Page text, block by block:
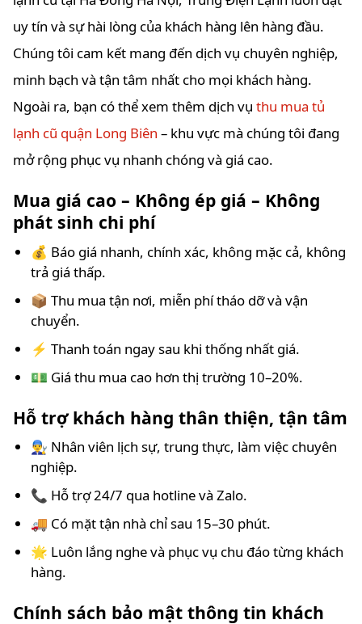
uy tín và sự hài lòng của khách hàng lên hàng đầu.
Chúng tôi cam kết mang đến dịch vụ chuyên nghiệp,
minh bạch và tận tâm nhất cho mọi khách hàng.
Ngoài ra, bạn có thể xem thêm dịch vụ thu mua tủ
lạnh cũ quận Long Biên – khu vực mà chúng tôi đang
mở rộng phục vụ nhanh chóng và giá cao.
Mua giá cao – Không ép giá – Không
phát sinh chi phí
💰 Báo giá nhanh, chính xác, không mặc cả, không
trả giá thấp.
📦 Thu mua tận nơi, miễn phí tháo dỡ và vận
chuyển.
⚡ Thanh toán ngay sau khi thống nhất giá.
💵 Giá thu mua cao hơn thị trường 10–20%.
Hỗ trợ khách hàng thân thiện, tận tâm
👨‍🔧 Nhân viên lịch sự, trung thực, làm việc chuyên
nghiệp.
📞 Hỗ trợ 24/7 qua hotline và Zalo.
🚚 Có mặt tận nhà chỉ sau 15–30 phút.
🌟 Luôn lắng nghe và phục vụ chu đáo từng khách
hàng.
Chính sách bảo mật thông tin khách